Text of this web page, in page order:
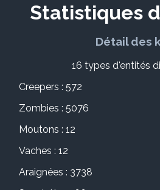
Statistiques
Détail des
16 types d'entités
Creepers : 572
Zombies : 5076
Moutons : 12
Vaches : 12
Araignées : 3738